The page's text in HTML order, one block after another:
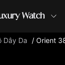
Watch
Dây Da / Orient